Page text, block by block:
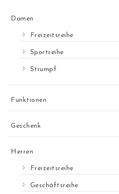
Damen
Freizeitsreihe
Sportreihe
Strumpf
Funktionen
Geschenk
Herren
Freizeitsreihe
Geschäftsreihe